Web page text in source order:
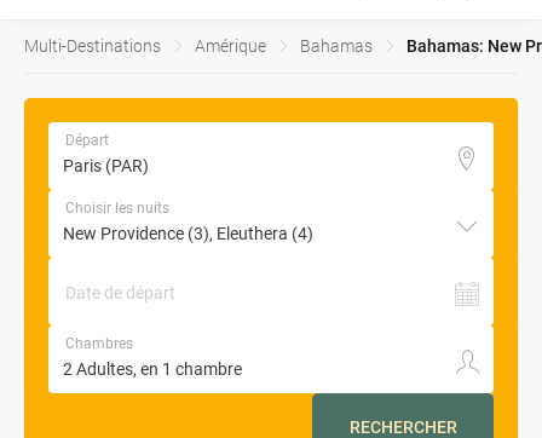
Multi-Destinations Amérique Bahamas Bahamas: New
Départ
Choisir les nuits
Date de départ
Chambres
RECHERCHER